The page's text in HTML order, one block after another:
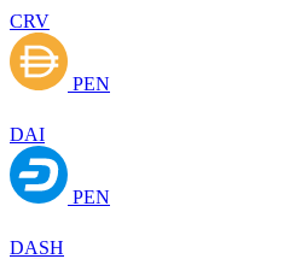
CRV
PEN
DAI
PEN
DASH